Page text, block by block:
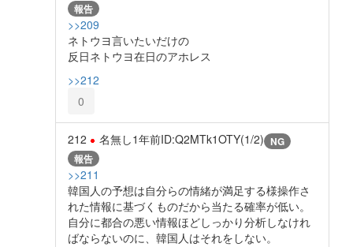
報告
>>209
ネトウヨ言いたいだけの
反日ネトウヨ在日のアホレス
>>212
0
212 名無し1年前ID:Q2MTk1OTY(1/2) NG
報告
>>211
韓国人の予想は自分らの情緒が満足する様操作さ
れた情報に基づくものだから当たる確率が低い。
自分に都合の悪い情報ほどしっかり分析しなけれ
ばならないのに、韓国人はそれをしない。